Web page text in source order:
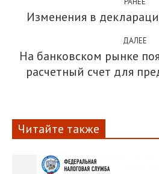
Изменения в
ДАЛЕЕ
На банковском рынке
расчетный счет для
Читайте также